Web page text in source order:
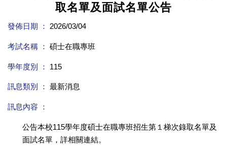
取名單及面試名單公告
發佈日期 ： 2026/03/04
考試名稱 ： 碩士在職專班
學年度別 ： 115
訊息類別 ： 最新消息
訊息內容 ：
公告本校115學年度碩士在職專班招生第１梯次錄取名單及
面試名單，詳相關連結。